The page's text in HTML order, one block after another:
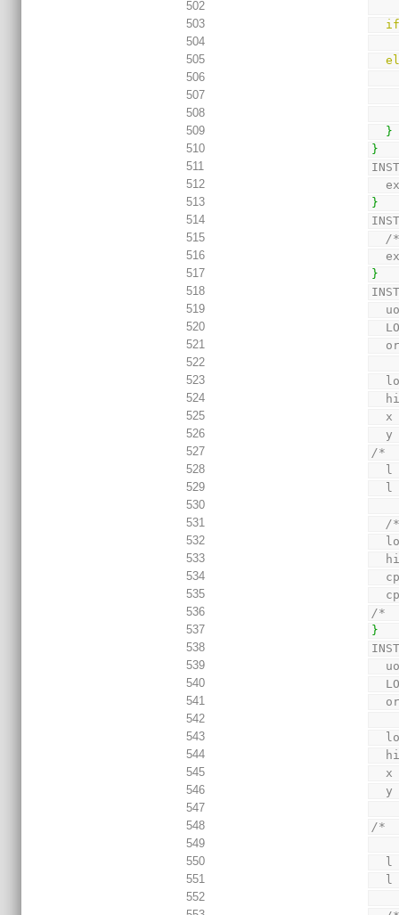
502
503
504
505
506
507
508
509
}
510
}
511
512
513
}
514
515
/
516
517
}
518
519
520
521
522
523
524
525
526
527
/*
528
529
530
531
/
532
533
534
535
536
/*
537
}
538
539
540
541
542
543
544
545
546
547
548
/*
549
550
551
552